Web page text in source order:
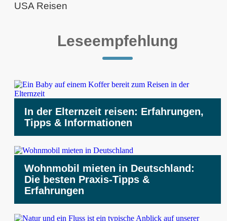
USA Reisen
Leseempfehlung
In der Elternzeit reisen: Erfahrungen,
Tipps & Informationen
Wohnmobil mieten in Deutschland:
Die besten Praxis-Tipps &
Erfahrungen